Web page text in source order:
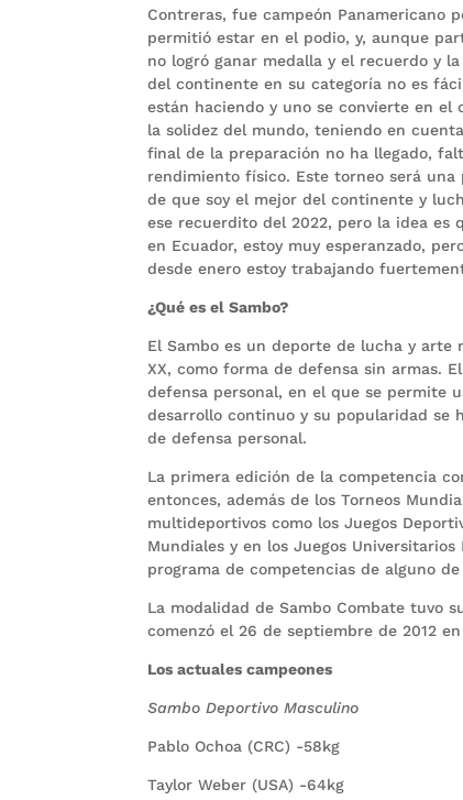
Contreras, fue campeón Panamericano
permitió estar en el podio, y, aunque
no logró ganar medalla y el recuerdo y
del continente en su categoría no es
están haciendo y uno se convierte en
la solidez del mundo, teniendo en
final de la preparación no ha llegado,
rendimiento físico. Este torneo será
de que soy el mejor del continente y
ese recuerdito del 2022, pero la idea es
en Ecuador, estoy muy esperanzado,
desde enero estoy trabajando
¿Qué es el Sambo?
El Sambo es un deporte de lucha y arte
XX, como forma de defensa sin armas.
defensa personal, en el que se permite
desarrollo continuo y su popularidad se
de defensa personal.
La primera edición de la competencia
entonces, además de los Torneos
multideportivos como los Juegos
Mundiales y en los Juegos
programa de competencias de alguno
La modalidad de Sambo Combate tuvo
comenzó el 26 de septiembre de 2012 en
Los actuales campeones
Sambo Deportivo Masculino
Pablo Ochoa (CRC) -58kg
Taylor Weber (USA) -64kg